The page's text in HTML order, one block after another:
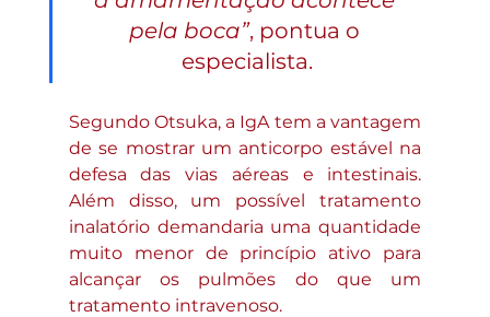
pela boca”, pontua o
especialista.
Segundo Otsuka, a IgA tem a vantagem
de se mostrar um anticorpo estável na
defesa das vias aéreas e intestinais.
Além disso, um possível tratamento
inalatório demandaria uma quantidade
muito menor de princípio ativo para
alcançar os pulmões do que um
tratamento intravenoso.